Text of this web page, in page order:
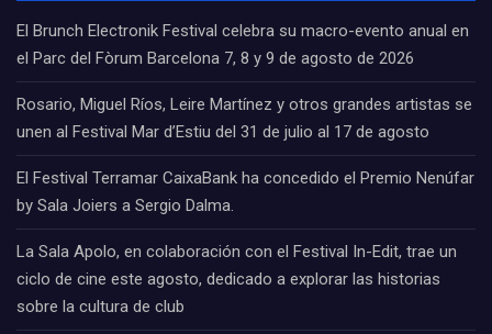
El Brunch Electronik Festival celebra su macro-evento anual en
el Parc del Fòrum Barcelona 7, 8 y 9 de agosto de 2026
Rosario, Miguel Ríos, Leire Martínez y otros grandes artistas se
unen al Festival Mar d’Estiu del 31 de julio al 17 de agosto
El Festival Terramar CaixaBank ha concedido el Premio Nenúfar
by Sala Joiers a Sergio Dalma.
La Sala Apolo, en colaboración con el Festival In-Edit, trae un
ciclo de cine este agosto, dedicado a explorar las historias
sobre la cultura de club